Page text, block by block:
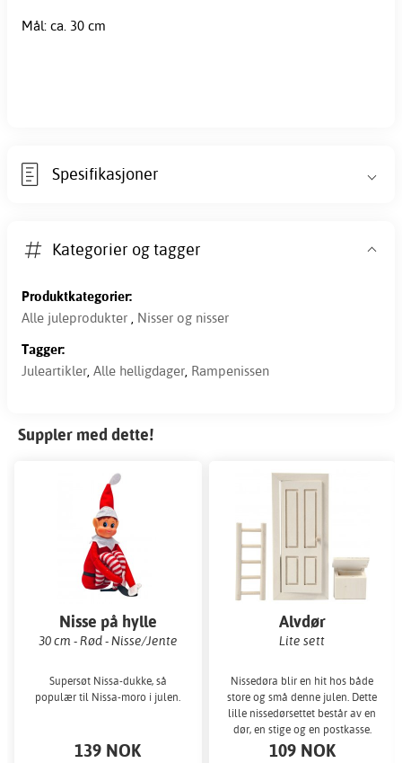
Mål: ca. 30 cm
Spesifikasjoner
Kategorier og tagger
Produktkategorier:
Alle juleprodukter , Nisser og nisser
Tagger:
Juleartikler, Alle helligdager, Rampenissen
Suppler med dette!
Nisse på hylle
30 cm - Rød - Nisse/Jente
Supersøt Nissa-dukke, så
populær til Nissa-moro i julen.
139 NOK
Alvdør
Lite sett
Nissedøra blir en hit hos både
store og små denne julen. Dette
lille nissedørsettet består av en
dør, en stige og en postkasse.
109 NOK